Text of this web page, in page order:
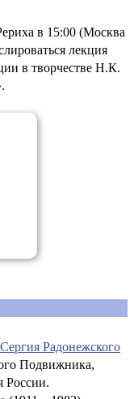
в 15:00 (Москва
лекция
в творчестве Н.К.
Радонежского
Подвижника,
России.